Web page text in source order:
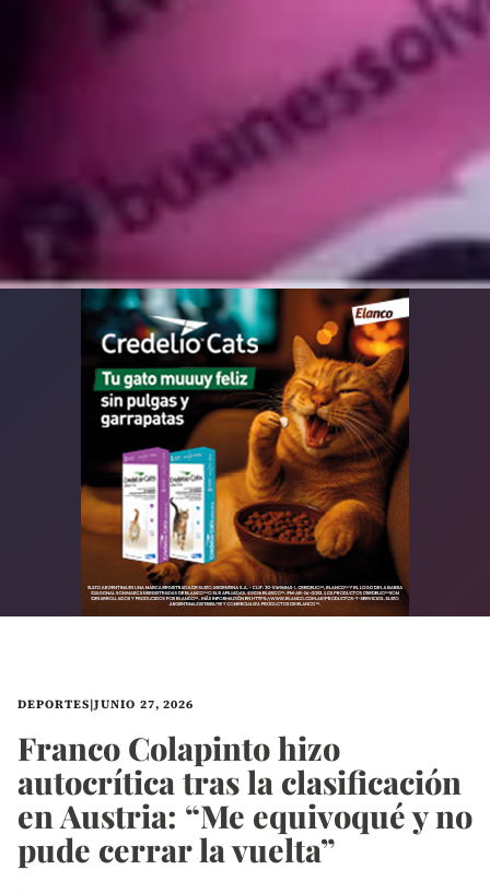
DEPORTES|JUNIO 27, 2026
Franco Colapinto hizo
autocrítica tras la clasificación
en Austria: “Me equivoqué y no
pude cerrar la vuelta”